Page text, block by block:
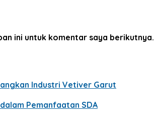
ini untuk komentar saya berikutnya.
Industri Vetiver Garut
Pemanfaatan SDA